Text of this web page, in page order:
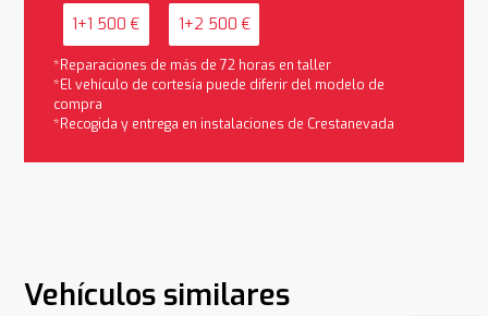
1+1 500 € 1+2 500 €
*Reparaciones de más de 72 horas en taller
*El vehículo de cortesía puede diferir del modelo de
compra
*Recogida y entrega en instalaciones de Crestanevada
Vehículos similares